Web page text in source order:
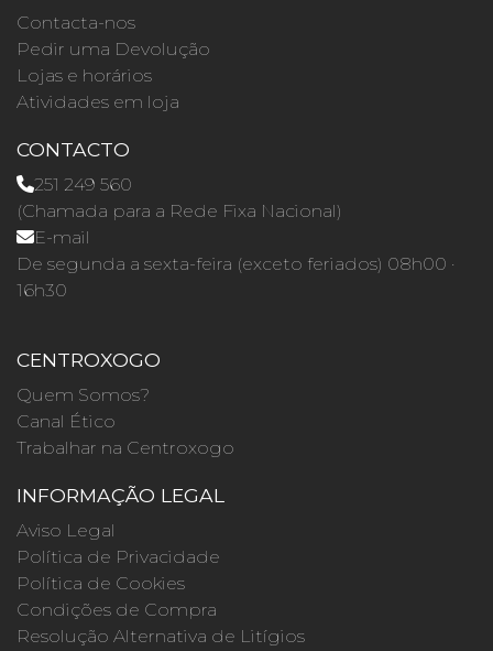
Contacta-nos
Pedir uma Devolução
Lojas e horários
Atividades em loja
CONTACTO
251 249 560
(Chamada para a Rede Fixa Nacional)
E-mail
De segunda a sexta-feira (exceto feriados) 08h00 ·
16h30
CENTROXOGO
Quem Somos?
Canal Ético
Trabalhar na Centroxogo
INFORMAÇÃO LEGAL
Aviso Legal
Política de Privacidade
Política de Cookies
Condições de Compra
Resolução Alternativa de Litígios